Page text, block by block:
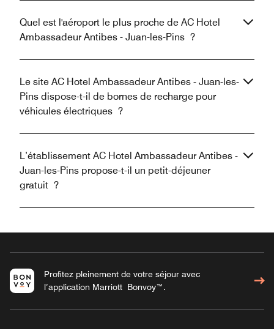
Quel est l'aéroport le plus proche de AC Hotel
Ambassadeur Antibes - Juan-les-Pins ?
Le site AC Hotel Ambassadeur Antibes - Juan-les-
Pins dispose-t-il de bornes de recharge pour
véhicules électriques ?
L’établissement AC Hotel Ambassadeur Antibes -
Juan-les-Pins propose-t-il un petit-déjeuner
gratuit ?
Profitez pleinement de votre séjour avec
l’application Marriott Bonvoy™.